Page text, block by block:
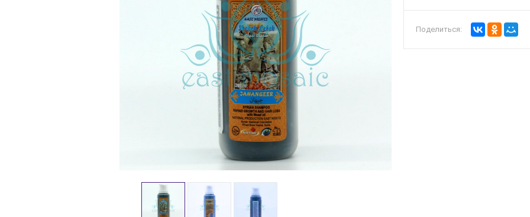
Поделиться: